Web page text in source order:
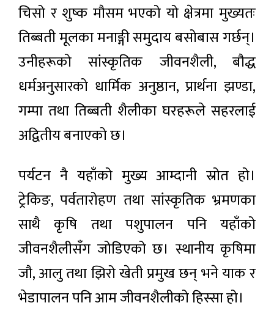
चिसो र शुष्क मौसम भएको यो क्षेत्रमा मुख्यतः
तिब्बती मूलका मनाङ्गी समुदाय बसोबास गर्छन्।
उनीहरूको सांस्कृतिक जीवनशैली, बौद्ध
धर्मअनुसारको धार्मिक अनुष्ठान, प्रार्थना झण्डा,
गम्पा तथा तिब्बती शैलीका घरहरूले सहरलाई
अद्वितीय बनाएको छ।
पर्यटन नै यहाँको मुख्य आम्दानी स्रोत हो।
ट्रेकिङ, पर्वतारोहण तथा सांस्कृतिक भ्रमणका
साथै कृषि तथा पशुपालन पनि यहाँको
जीवनशैलीसँग जोडिएको छ। स्थानीय कृषिमा
जौ, आलु तथा झिरो खेती प्रमुख छन् भने याक र
भेडापालन पनि आम जीवनशैलीको हिस्सा हो।